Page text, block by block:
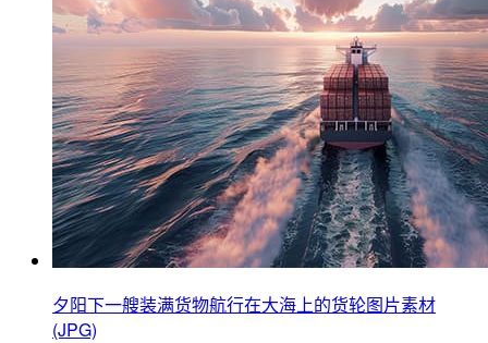
夕阳下一艘装满货物航行在大海上的货轮图片素材
(JPG)